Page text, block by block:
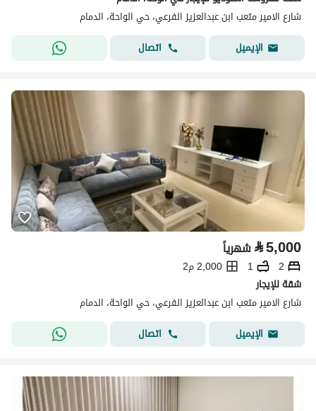
شارع الامير متعب ابن عبدالعزيز الفرعي، حي الواحة، الدمام
الإيميل
اتصال
⃁5,000 شهرياً
2
1
2,000 م2
شقة للإيجار
شارع الامير متعب ابن عبدالعزيز الفرعي، حي الواحة، الدمام
الإيميل
اتصال